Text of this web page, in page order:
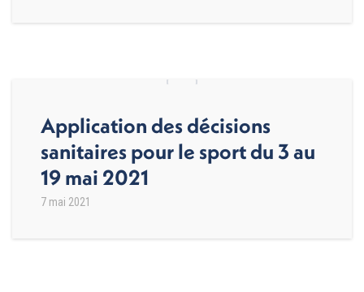
Application des décisions
sanitaires pour le sport du 3 au
19 mai 2021
7 mai 2021